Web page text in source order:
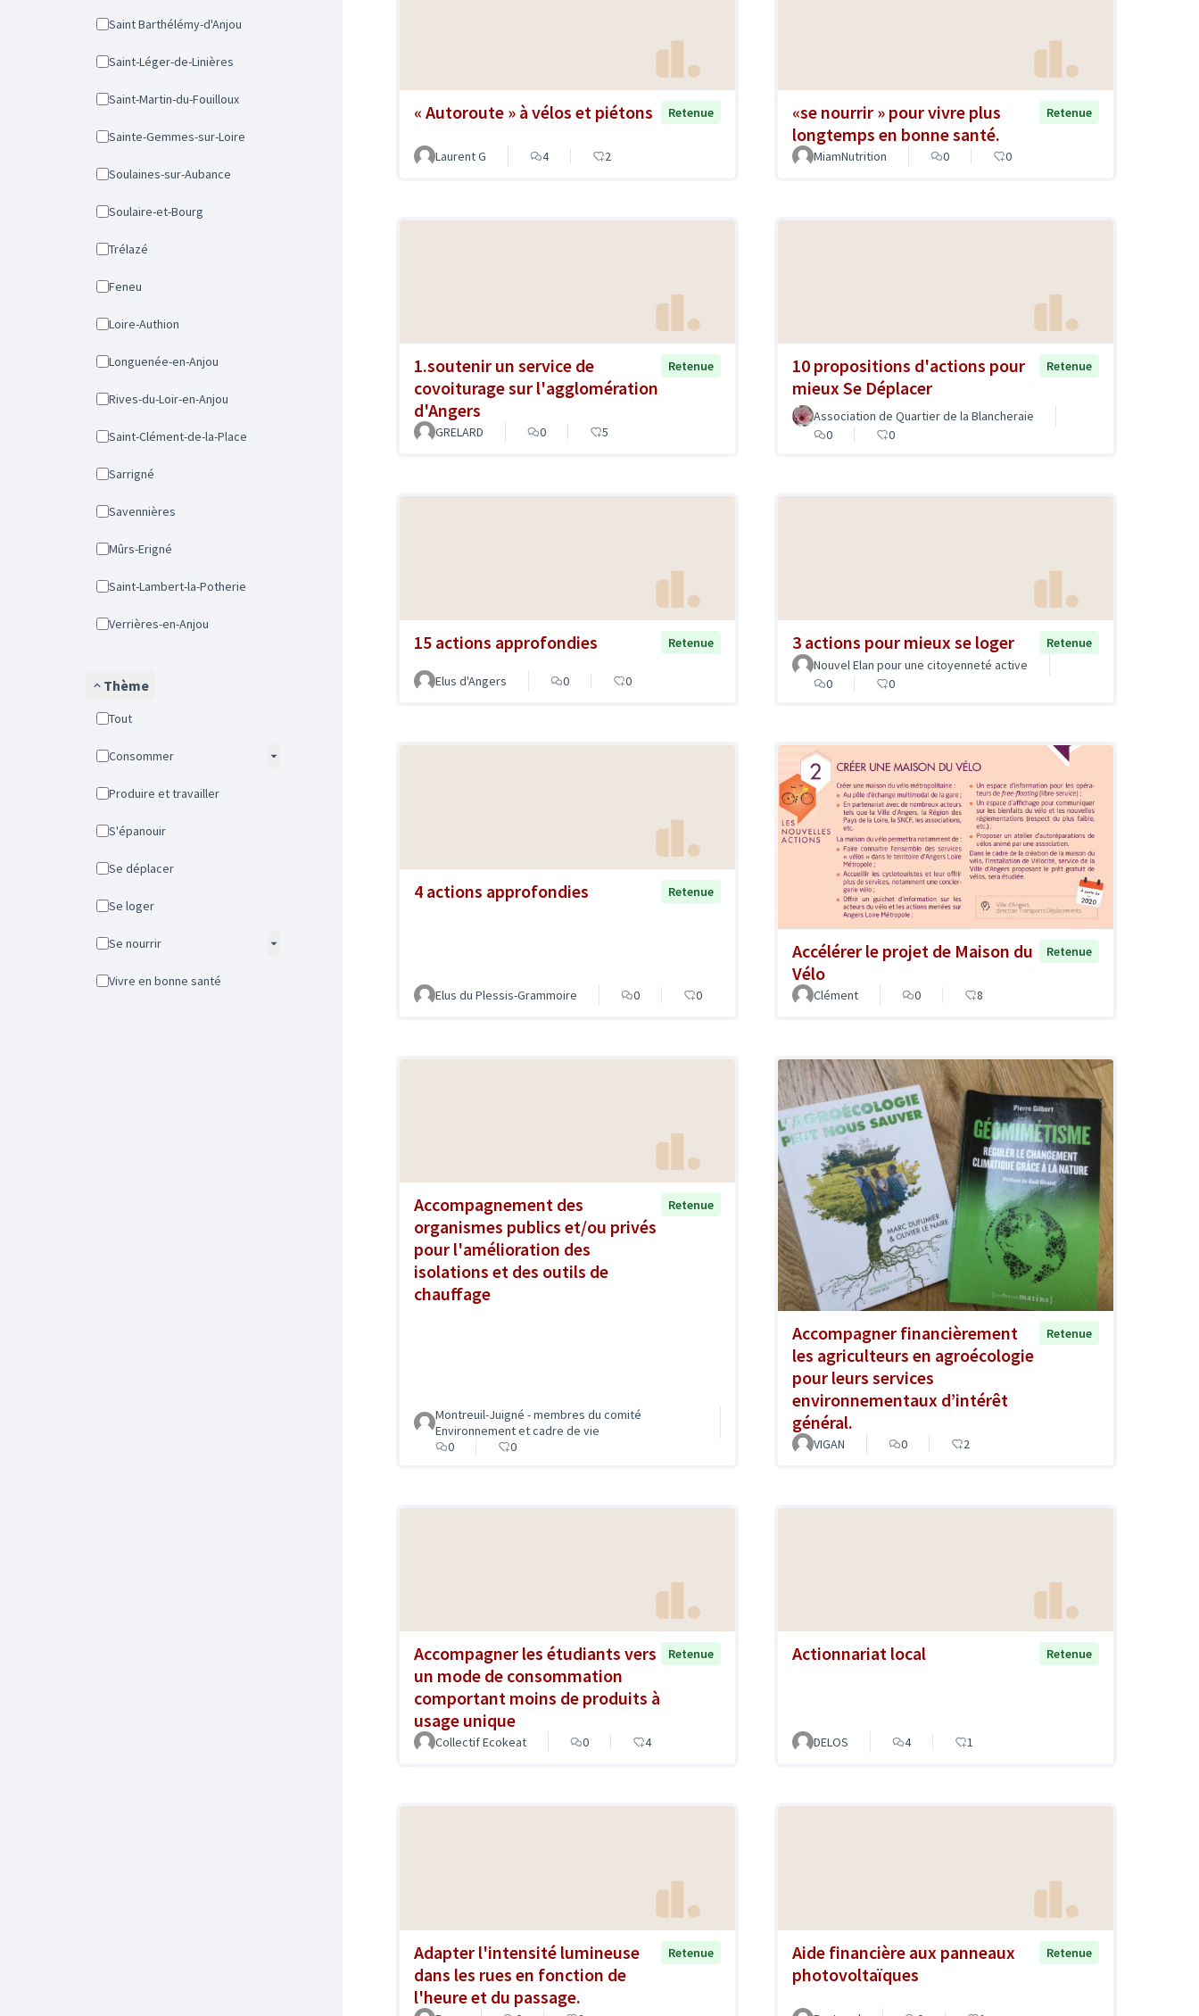
Saint Barthélémy-d'Anjou
Saint-Léger-de-Linières
Saint-Martin-du-Fouilloux
Sainte-Gemmes-sur-Loire
Soulaines-sur-Aubance
Soulaire-et-Bourg
Trélazé
Feneu
Loire-Authion
Longuenée-en-Anjou
Rives-du-Loir-en-Anjou
Saint-Clément-de-la-Place
Sarrigné
Savennières
Mûrs-Erigné
Saint-Lambert-la-Potherie
Verrières-en-Anjou
Thème
Tout
Consommer
Produire et travailler
S'épanouir
Se déplacer
Se loger
Se nourrir
Vivre en bonne santé
« Autoroute » à vélos et piétons Retenue
Laurent G 4 2
«se nourrir » pour vivre plus
longtemps en bonne santé.
Retenue
MiamNutrition 0 0
1.soutenir un service de
covoiturage sur l'agglomération
d'Angers
Retenue
GRELARD 0 5
10 propositions d'actions pour
mieux Se Déplacer
Retenue
Association de Quartier de la Blancheraie
0
0
15 actions approfondies Retenue
Elus d'Angers 0 0
3 actions pour mieux se loger
Retenue
Nouvel Elan pour une citoyenneté active
0
0
4 actions approfondies Retenue
Elus du Plessis-Grammoire 0 0
Accélérer le projet de Maison du
Vélo
Retenue
Clément 0 8
Accompagnement des
organismes publics et/ou privés
pour l'amélioration des
isolations et des outils de
chauffage
Retenue
Montreuil-Juigné - membres du comité
Environnement et cadre de vie
0
0
Accompagner financièrement
les agriculteurs en agroécologie
pour leurs services
environnementaux d’intérêt
général.
Retenue
VIGAN 0 2
Accompagner les étudiants vers
un mode de consommation
comportant moins de produits à
usage unique
Retenue
Collectif Ecokeat 0 4
Actionnariat local Retenue
DELOS 4 1
Adapter l'intensité lumineuse
dans les rues en fonction de
l'heure et du passage.
Retenue
Aide financière aux panneaux
photovoltaïques
Retenue